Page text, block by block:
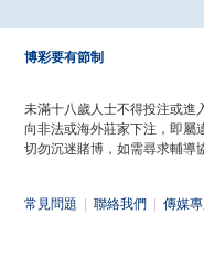
博彩要有節制
未滿十八歲人士不得投注或進
向非法或海外莊家下注，即屬
切勿沉迷賭博，如需尋求輔導
常見問題 聯絡我們 傳媒